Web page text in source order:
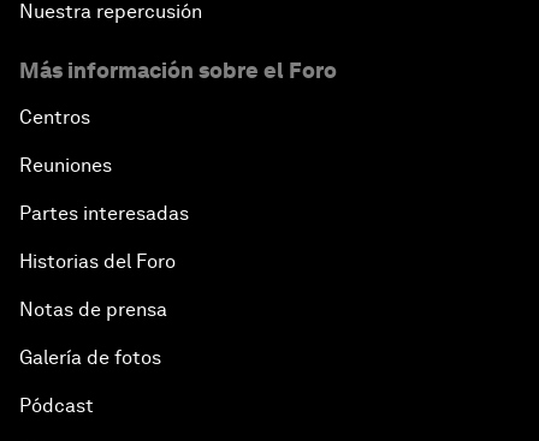
Nuestra repercusión
Más información sobre el Foro
Centros
Reuniones
Partes interesadas
Historias del Foro
Notas de prensa
Galería de fotos
Pódcast